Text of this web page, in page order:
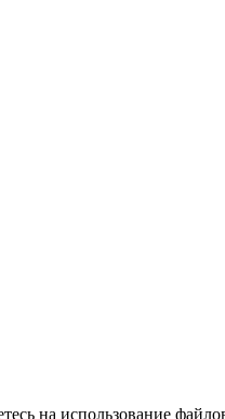
на использование